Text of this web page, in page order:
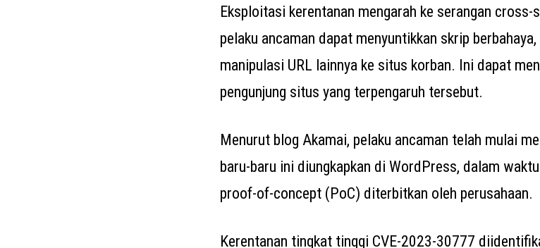
Eksploitasi kerentanan mengarah ke serangan
pelaku ancaman dapat menyuntikkan skrip
manipulasi URL lainnya ke situs korban. Ini dapat
pengunjung situs yang terpengaruh tersebut.
Menurut blog Akamai, pelaku ancaman telah mulai
baru-baru ini diungkapkan di WordPress, dalam
proof-of-concept (PoC) diterbitkan oleh perusahaan.
Kerentanan tingkat tinggi CVE-2023-30777